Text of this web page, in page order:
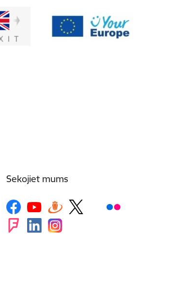
Sekojiet mums